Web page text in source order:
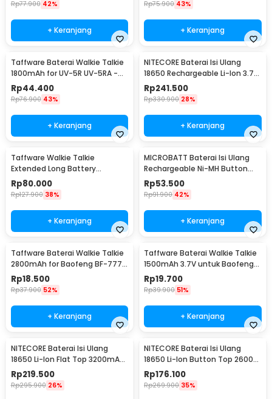
Rp77.900 42%
+ Keranjang
Rp75.900 43%
+ Keranjang
Taffware Baterai Walkie Talkie
1800mAh for UV-5R UV-5RA -
BL-5
Rp44.400
Rp76.900 43%
+ Keranjang
NITECORE Baterai Isi Ulang
18650 Rechargeable Li-Ion 3.7V
3400mAh 1PCS - NL1834
Rp241.500
Rp330.900 28%
+ Keranjang
Taffware Walkie Talkie
Extended Long Battery
3800mAh - BL-5
Rp80.000
Rp127.900 38%
+ Keranjang
MICROBATT Baterai Isi Ulang
Rechargeable Ni-MH Button
Top 1.2V AA-1000mAh
Rp53.500
Rp91.900 42%
+ Keranjang
Taffware Baterai Walkie Talkie
2800mAh for Baofeng BF-777S
666S 888S
Rp18.500
Rp37.900 52%
+ Keranjang
Taffware Baterai Walkie Talkie
1500mAh 3.7V untuk Baofeng
BF-UV3R - BL-3
Rp19.700
Rp39.900 51%
+ Keranjang
NITECORE Baterai Isi Ulang
18650 Li-Ion Flat Top 3200mAh
3.7V 1 PCS - NL1832
Rp219.500
Rp295.900 26%
NITECORE Baterai Isi Ulang
18650 Li-Ion Button Top 2600
mAh 3.7V 1 PCS - NL1826
Rp176.100
Rp269.900 35%